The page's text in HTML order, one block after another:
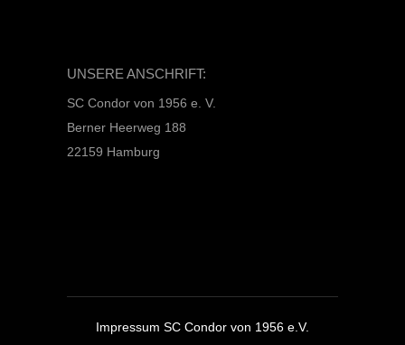
UNSERE ANSCHRIFT:
SC Condor von 1956 e. V.
Berner Heerweg 188
22159 Hamburg
Impressum SC Condor von 1956 e.V.